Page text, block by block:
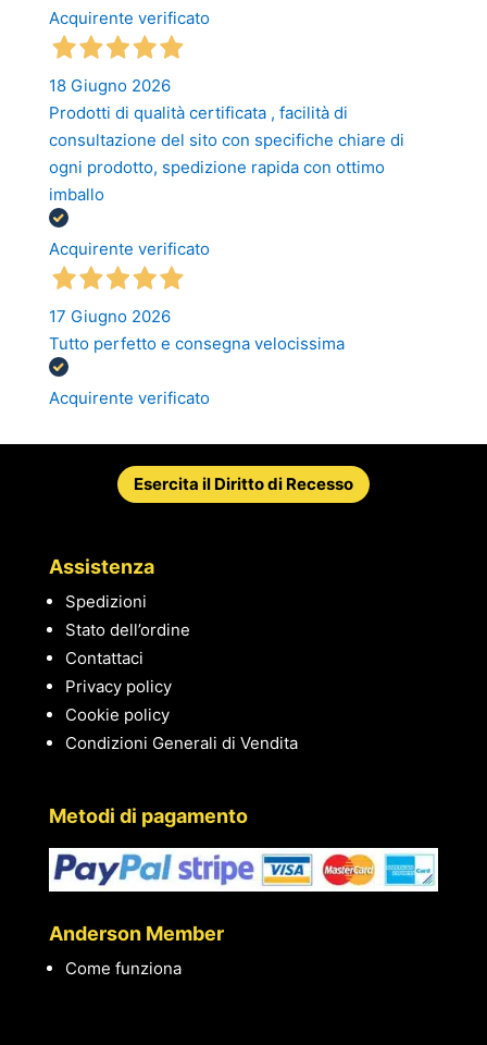
Acquirente verificato
18 Giugno 2026
Prodotti di qualità certificata , facilità di
consultazione del sito con specifiche chiare di
ogni prodotto, spedizione rapida con ottimo
imballo
Acquirente verificato
17 Giugno 2026
Tutto perfetto e consegna velocissima
Acquirente verificato
Esercita il Diritto di Recesso
Assistenza
Spedizioni
Stato dell’ordine
Contattaci
Privacy policy
Cookie policy
Condizioni Generali di Vendita
Metodi di pagamento
Anderson Member
Come funziona